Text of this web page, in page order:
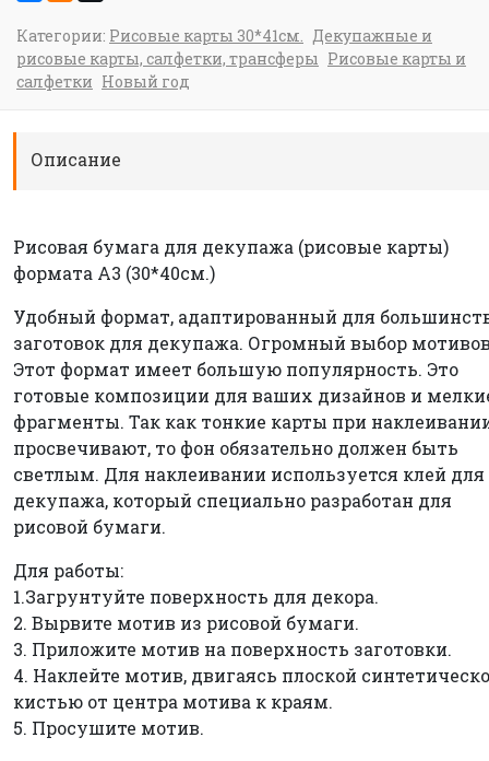
Категории: Рисовые карты 30*41см.
Декупажные и
рисовые карты, салфетки, трансферы Рисовые карты и
салфетки Новый год
Описание
Рисовая бумага для декупажа (рисовые карты)
формата А3 (30*40см.)
Удобный формат, адаптированный для
заготовок для декупажа. Огромный выбор
Этот формат имеет большую популярность. Это
готовые композиции для ваших дизайнов и
фрагменты. Так как тонкие карты при
просвечивают, то фон обязательно должен быть
светлым. Для наклеивании используется клей для
декупажа, который специально разработан для
рисовой бумаги.
Для работы:
1.Загрунтуйте поверхность для декора.
2. Вырвите мотив из рисовой бумаги.
3. Приложите мотив на поверхность заготовки.
4. Наклейте мотив, двигаясь плоской
кистью от центра мотива к краям.
5. Просушите мотив.